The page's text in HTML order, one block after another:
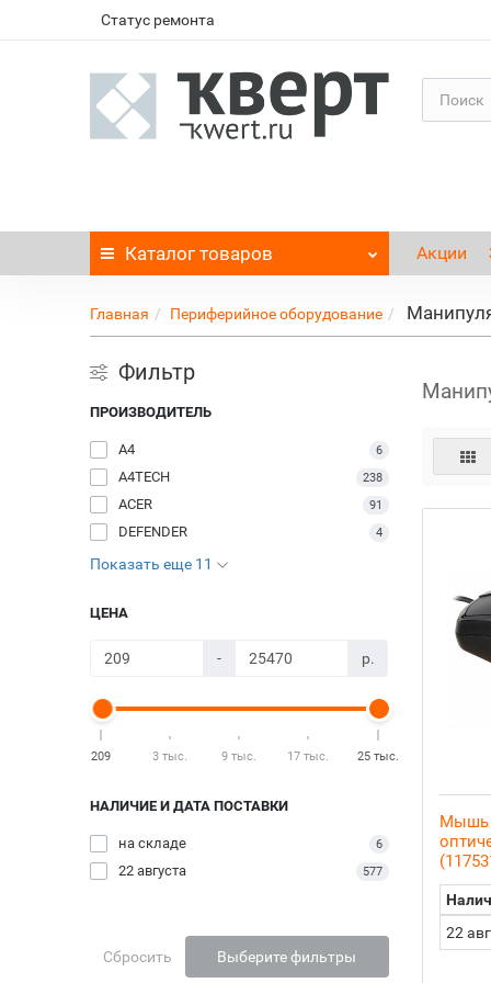
Статус ремонта
Каталог товаров Акции
Главная Периферийное оборудование
Фильтр
ПРОИЗВОДИТЕЛЬ
A4 6
A4TECH 238
ACER 91
DEFENDER 4
Показать еще 11
ЦЕНА
- р.
209 3 тыс. 9 тыс. 17 тыс. 25 тыс.
НАЛИЧИЕ И ДАТА ПОСТАВКИ
на складе 6
22 августа 577
Сбросить Выберите фильтры
Мышь
22